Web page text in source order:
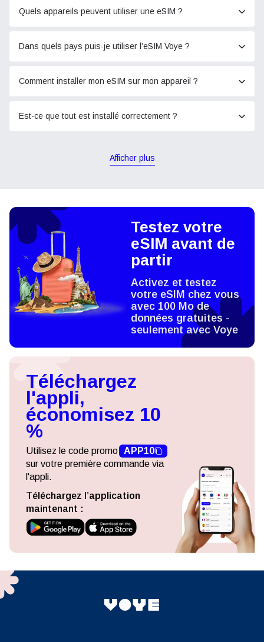
Quels appareils peuvent utiliser une eSIM ?
Dans quels pays puis-je utiliser l’eSIM Voye ?
Comment installer mon eSIM sur mon appareil ?
Est-ce que tout est installé correctement ?
Afficher plus
Testez votre
eSIM avant de
partir
Activez et testez
votre eSIM chez vous
avec 100 Mo de
données gratuites -
seulement avec Voye
Téléchargez
l'appli,
économisez 10
%
Utilisez le code promo APP10
sur votre première commande via
l'appli.
Téléchargez l’application
maintenant :